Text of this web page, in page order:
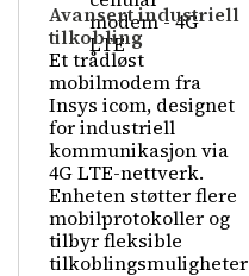
Avansert industriell
tilkobling
Et trådløst
mobilmodem fra
Insys icom, designet
for industriell
kommunikasjon via
4G LTE-nettverk.
Enheten støtter flere
mobilprotokoller og
tilbyr fleksible
tilkoblingsmuligheter